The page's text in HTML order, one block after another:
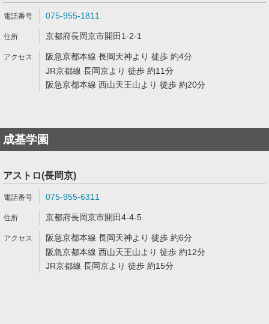
075-955-1811
京都府長岡京市開田1-2-1
阪急京都本線 長岡天神より 徒歩 約4分
JR京都線 長岡京より 徒歩 約11分
阪急京都本線 西山天王山より 徒歩 約20分
成基学園
アストロ(長岡京)
075-955-6311
京都府長岡京市開田4-4-5
阪急京都本線 長岡天神より 徒歩 約6分
阪急京都本線 西山天王山より 徒歩 約12分
JR京都線 長岡京より 徒歩 約15分